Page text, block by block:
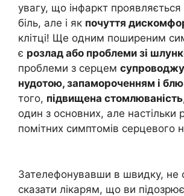
увагу, що інфаркт проявляється
біль, але і як почуття
клітці! Ще одним поширеним
є розлад або проблеми зі
проблеми з серцем
нудотою, запамороченням і
того, підвищена
один з основних, але настільки
помітних симптомів серцевого
Зателефонувавши в швидку, не
сказати лікарям, що ви